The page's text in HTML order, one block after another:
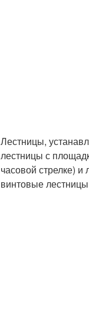
Лестницы,
лестницы с
часовой стрелке)
винтовые